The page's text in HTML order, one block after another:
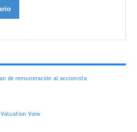
de remuneración al accionista
View